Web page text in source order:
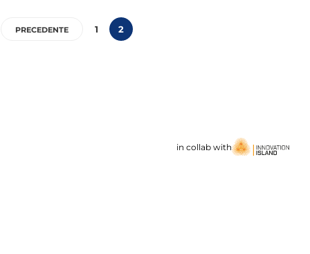
PRECEDENTE 1 2
in collab with